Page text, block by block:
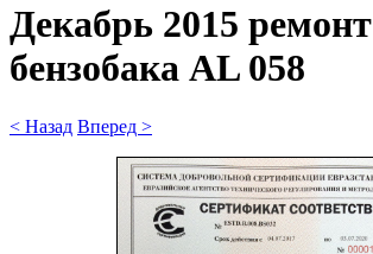
Декабрь 2015 ремонт
бензобака AL 058
< Назад Вперед >